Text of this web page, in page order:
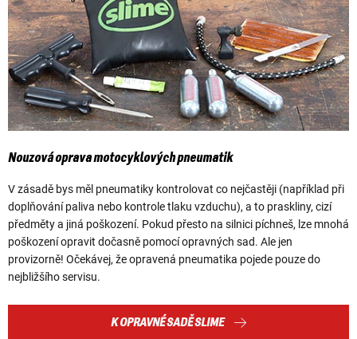
Nouzová oprava motocyklových pneumatik
V zásadě bys měl pneumatiky kontrolovat co nejčastěji (například při
doplňování paliva nebo kontrole tlaku vzduchu), a to praskliny, cizí
předměty a jiná poškození. Pokud přesto na silnici píchneš, lze mnohá
poškození opravit dočasně pomocí opravných sad. Ale jen
provizorně! Očekávej, že opravená pneumatika pojede pouze do
nejbližšího servisu.
K OPRAVNÉ SADĚ SLIME